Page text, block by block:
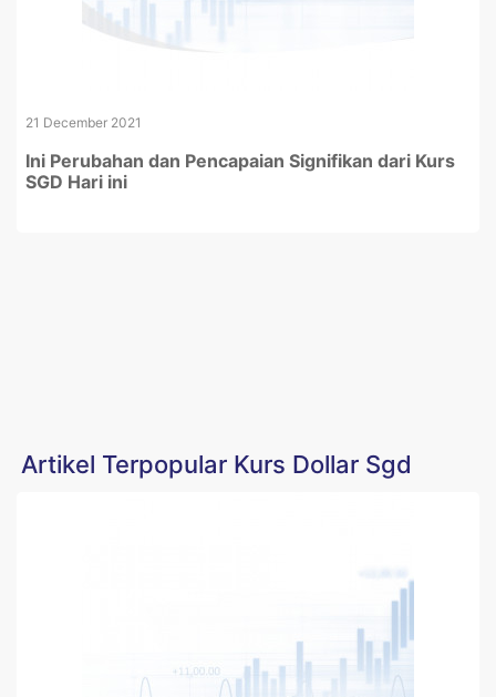
21 December 2021
Ini Perubahan dan Pencapaian Signifikan dari Kurs
SGD Hari ini
Artikel Terpopular Kurs Dollar Sgd